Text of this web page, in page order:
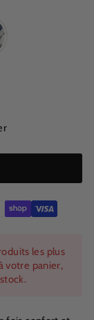
les plus
votre panier,